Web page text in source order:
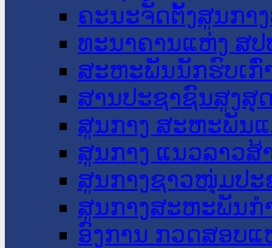
ຄະນະຈັດຕັ້ງສູນກາ
ທະນາຄານແຫ່ງ ສປ
ສະຫະພັນນັກຮົບເກົ່
ສານປະຊາຊົນສູງສຸ
ສູນກາງ ສະຫະພັນ
ສູນກາງ ແນວລາວສ້
ສູນກາງຊາວໜຸ່ມປະ
ສູນກາງສະຫະພັນກ
ອົງການ ກວດສອບແ